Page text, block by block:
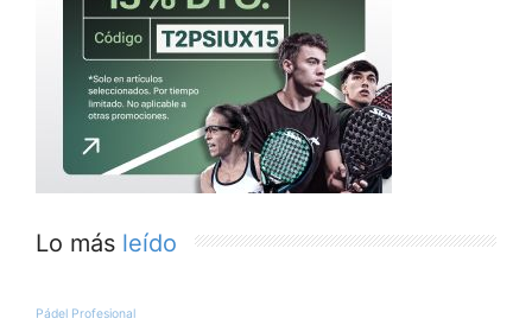
Lo más leído